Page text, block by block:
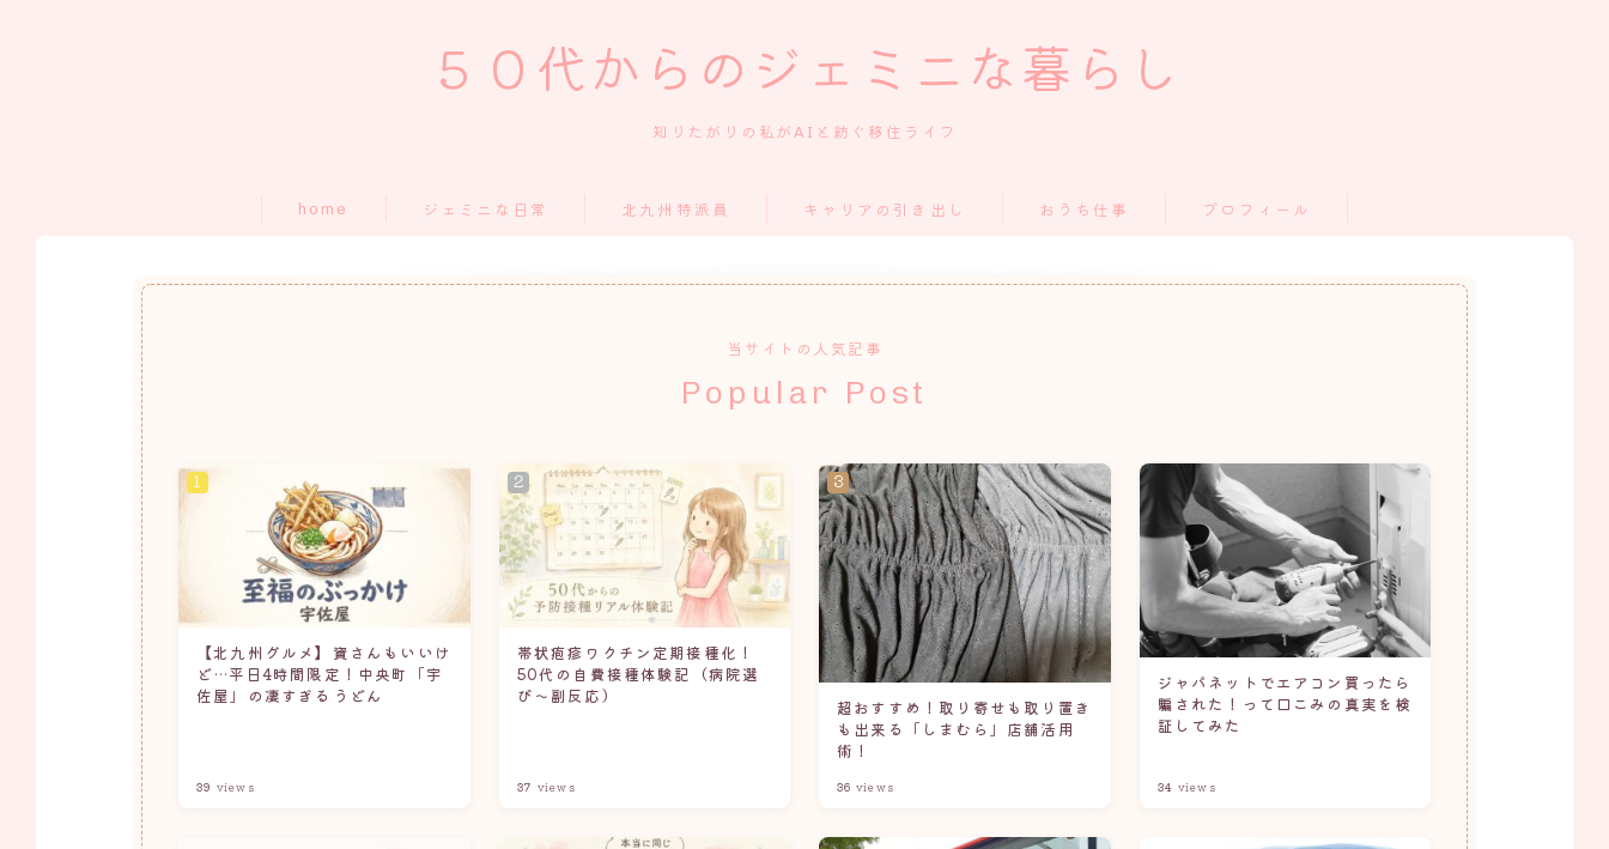
５０代からのジェミニな暮らし
知りたがりの私がAIと紡ぐ移住ライフ
home ジェミニな日常 北九州特派員 キャリアの引き出し おうち仕事 プロフィール
当サイトの人気記事
Popular Post
【北九州グルメ】資さんもいいけ
ど…平日4時間限定！中央町「宇
佐屋」の凄すぎるうどん
39 views
帯状疱疹ワクチン定期接種化！
50代の自費接種体験記（病院選
び〜副反応）
37 views
超おすすめ！取り寄せも取り置き
も出来る「しまむら」店舗活用
術！
36 views
ジャパネットでエアコン買ったら
騙された！って口こみの真実を検
証してみた
34 views